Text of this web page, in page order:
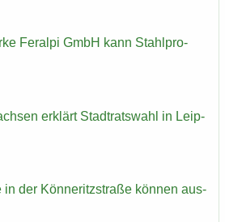
Fer­al­pi GmbH kann Stahl­pro­
er­klärt Stadt­rats­wahl in Leip­
in der Kön­ne­ritz­stra­ße kön­nen aus­